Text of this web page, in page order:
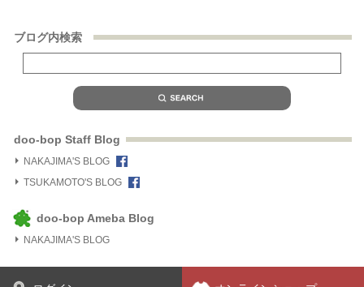
ブログ内検索
doo-bop Staff Blog
NAKAJIMA'S BLOG
TSUKAMOTO'S BLOG
doo-bop Ameba Blog
NAKAJIMA'S BLOG